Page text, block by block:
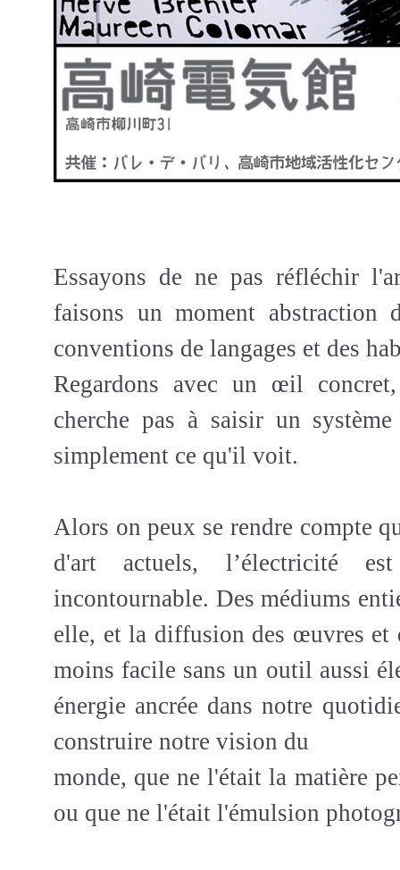
Essayons de ne pas réfléchir
faisons un moment abstraction
conventions de langages et des
Regardons avec un œil
cherche pas à saisir un
simplement ce qu'il voit.
Alors on peux se rendre compte
d'art actuels, l’électricité
incontournable. Des médiums
elle, et la diffusion des œuvres et
moins facile sans un outil aussi
énergie ancrée dans notre
construire notre vision du
monde, que ne l'était la matière
ou que ne l'était l'émulsion